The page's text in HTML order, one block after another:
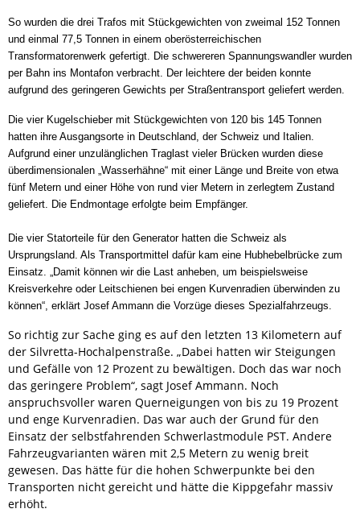
So wurden die drei Trafos mit Stückgewichten von zweimal 152 Tonnen
und einmal 77,5 Tonnen in einem oberösterreichischen
Transformatorenwerk gefertigt. Die schwereren Spannungswandler wurden
per Bahn ins Montafon verbracht. Der leichtere der beiden konnte
aufgrund des geringeren Gewichts per Straßentransport geliefert werden.
Die vier Kugelschieber mit Stückgewichten von 120 bis 145 Tonnen
hatten ihre Ausgangsorte in Deutschland, der Schweiz und Italien.
Aufgrund einer unzulänglichen Traglast vieler Brücken wurden diese
überdimensionalen „Wasserhähne“ mit einer Länge und Breite von etwa
fünf Metern und einer Höhe von rund vier Metern in zerlegtem Zustand
geliefert. Die Endmontage erfolgte beim Empfänger.
Die vier Statorteile für den Generator hatten die Schweiz als
Ursprungsland. Als Transportmittel dafür kam eine Hubhebelbrücke zum
Einsatz. „Damit können wir die Last anheben, um beispielsweise
Kreisverkehre oder Leitschienen bei engen Kurvenradien überwinden zu
können“, erklärt Josef Ammann die Vorzüge dieses Spezialfahrzeugs.
So richtig zur Sache ging es auf den letzten 13 Kilometern auf
der Silvretta-Hochalpenstraße. „Dabei hatten wir Steigungen
und Gefälle von 12 Prozent zu bewältigen. Doch das war noch
das geringere Problem“, sagt Josef Ammann. Noch
anspruchsvoller waren Querneigungen von bis zu 19 Prozent
und enge Kurvenradien. Das war auch der Grund für den
Einsatz der selbstfahrenden Schwerlastmodule PST. Andere
Fahrzeugvarianten wären mit 2,5 Metern zu wenig breit
gewesen. Das hätte für die hohen Schwerpunkte bei den
Transporten nicht gereicht und hätte die Kippgefahr massiv
erhöht.